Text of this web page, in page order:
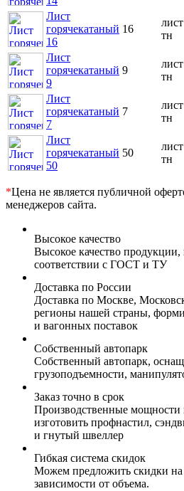
Лист
горячекатаный
16
16
лист
тн
Лист
горячекатаный
9
9
лист
тн
Лист
горячекатаный
7
7
лист
тн
Лист
горячекатаный
50
50
лист
тн
*Цена не является публичной
менеджеров сайта.
Высокое качество
Высокое качество
соответствии с ГОСТ и ТУ
Доставка по России
Доставка по Москве,
регионы нашей страны,
и вагонных поставок
Собственный автопарк
Собственный автопарк,
грузоподъемности,
Заказ точно в срок
Производственные мощности
изготовить профнастил,
и гнутый швеллер
Гибкая система скидок
Можем предложить скидки
зависимости от объема.